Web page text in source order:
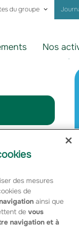
du groupe
Nos
l’attractivité de
des mesures
de
ainsi que
de vous
navigation et à